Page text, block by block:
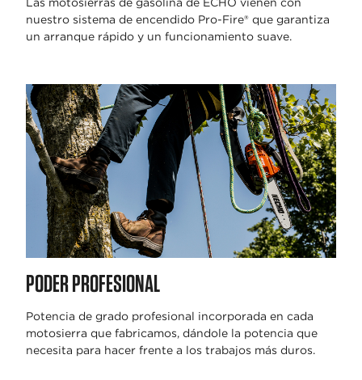
nuestro sistema de encendido Pro-Fire® que garantiza
un arranque rápido y un funcionamiento suave.
PODER PROFESIONAL
Potencia de grado profesional incorporada en cada
motosierra que fabricamos, dándole la potencia que
necesita para hacer frente a los trabajos más duros.